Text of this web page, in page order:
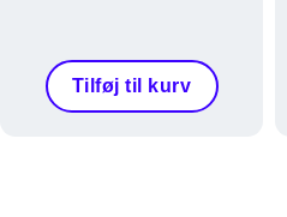
Tilføj til kurv